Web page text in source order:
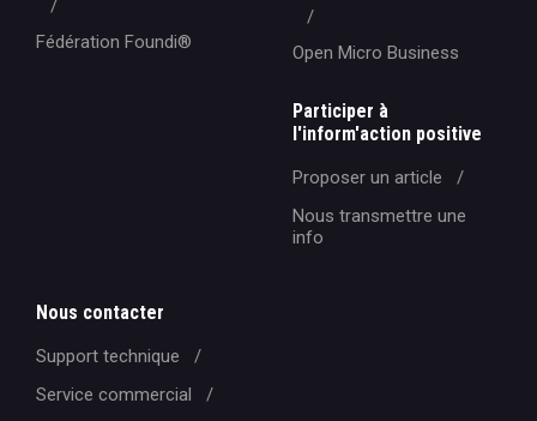
Fédération Foundi®️ Open Micro Business
Participer à
l'inform'action positive
Proposer un article
Nous transmettre une
info
Nous contacter
Support technique
Service commercial